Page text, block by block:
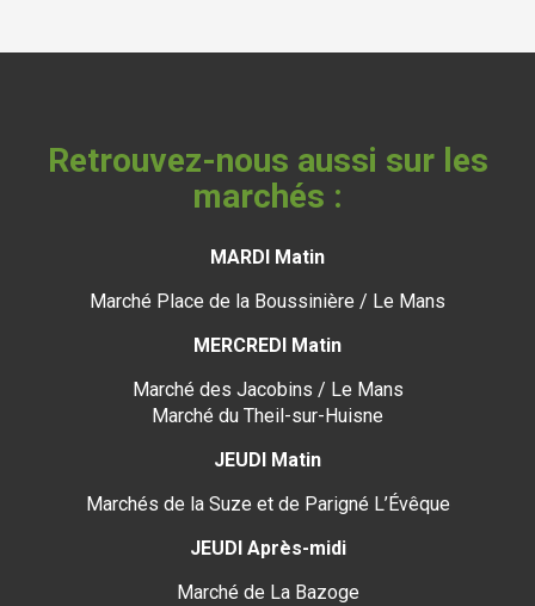
Retrouvez-nous aussi sur les
marchés :
MARDI Matin
Marché Place de la Boussinière / Le Mans
MERCREDI Matin
Marché des Jacobins / Le Mans
Marché du Theil-sur-Huisne
JEUDI Matin
Marchés de la Suze et de Parigné L’Évêque
JEUDI Après-midi
Marché de La Bazoge